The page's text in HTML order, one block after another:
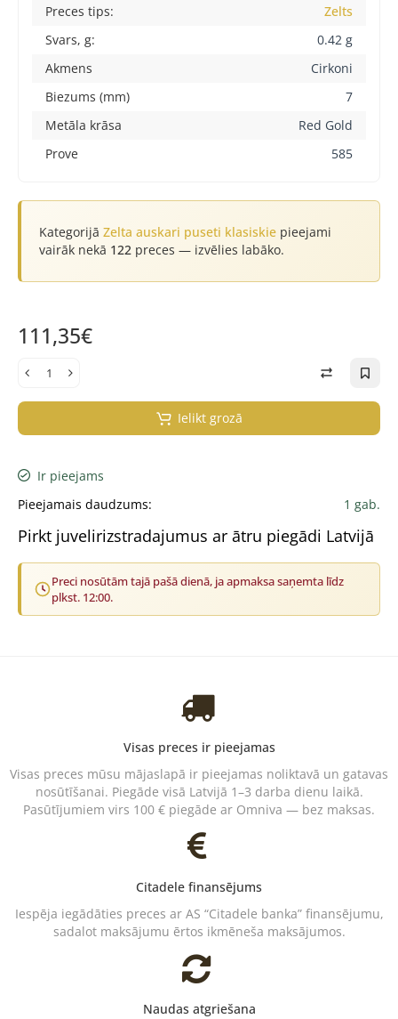
Preces tips:
Zelts
Svars, g:
0.42 g
Akmens
Cirkoni
Biezums (mm)
7
Metāla krāsa
Red Gold
Prove
585
Kategorijā Zelta auskari puseti klasiskie pieejami
vairāk nekā 122 preces — izvēlies labāko.
111,35€
Ielikt grozā
Ir pieejams
Pieejamais daudzums:
1 gab.
Pirkt juvelirizstradajumus ar ātru piegādi Latvijā
Preci nosūtām tajā pašā dienā, ja apmaksa saņemta līdz
plkst. 12:00.
Visas preces ir pieejamas
Visas preces mūsu mājaslapā ir pieejamas noliktavā un gatavas
nosūtīšanai. Piegāde visā Latvijā 1–3 darba dienu laikā.
Pasūtījumiem virs 100 € piegāde ar Omniva — bez maksas.
Citadele finansējums
Iespēja iegādāties preces ar AS “Citadele banka” finansējumu,
sadalot maksājumu ērtos ikmēneša maksājumos.
Naudas atgriešana